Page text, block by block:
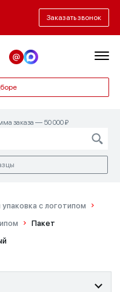
Заказать звонок
заказа — 50 000 ₽
с логотипом
Пакет